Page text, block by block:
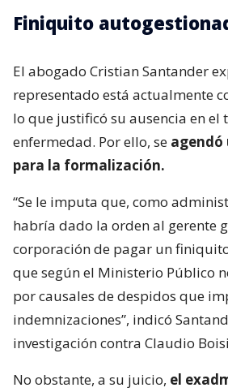
Finiquito
El abogado Cristian Santander
representado está actualmente
lo que justificó su ausencia en
enfermedad. Por ello, se agendó
para la formalización.
“Se le imputa que, como
habría dado la orden al gerente
corporación de pagar un
que según el Ministerio Público
por causales de despidos que
indemnizaciones”, indicó
investigación contra Claudio
No obstante, a su juicio, el